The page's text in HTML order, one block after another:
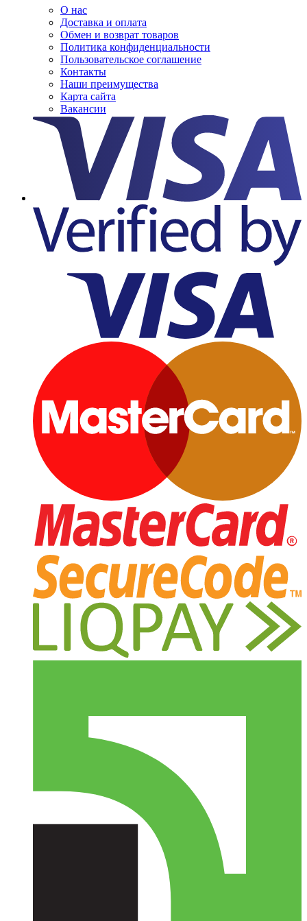
О нас
Доставка и оплата
Обмен и возврат товаров
Политика конфиденциальности
Пользовательское соглашение
Контакты
Наши преимущества
Карта сайта
Вакансии